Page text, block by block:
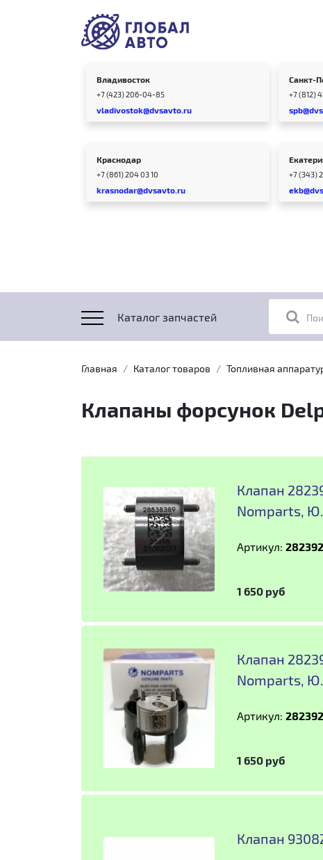
Владивосток
+7 (423) 206-04-85
vladivostok@dvsavto.ru
Санкт-
+7 (812)
Краснодар
+7 (861) 204 03 10
krasnodar@dvsavto.ru
+7 (343)
Каталог запчастей
Главная Каталог товаров Топливная
Клапаны форсунок
Клапан
Nomparts,
Артикул:
1 650 руб
Клапан
Nomparts,
Артикул:
1 650 руб
Клапан